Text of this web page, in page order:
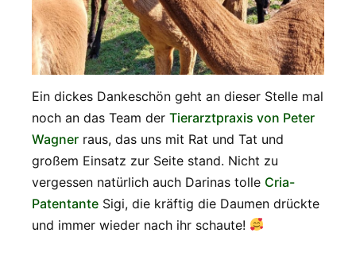
Ein dickes Dankeschön geht an dieser Stelle mal
noch an das Team der Tierarztpraxis von Peter
Wagner raus, das uns mit Rat und Tat und
großem Einsatz zur Seite stand. Nicht zu
vergessen natürlich auch Darinas tolle Cria-
Patentante Sigi, die kräftig die Daumen drückte
und immer wieder nach ihr schaute!